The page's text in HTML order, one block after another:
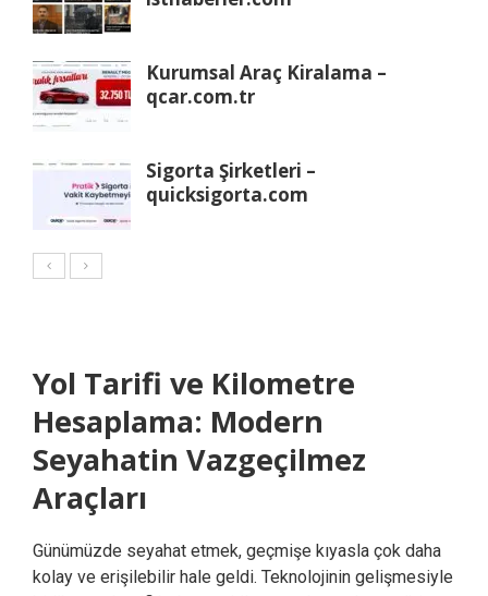
Kurumsal Araç Kiralama –
qcar.com.tr
Sigorta Şirketleri –
quicksigorta.com
Yol Tarifi ve Kilometre
Hesaplama: Modern
Seyahatin Vazgeçilmez
Araçları
Günümüzde seyahat etmek, geçmişe kıyasla çok daha
kolay ve erişilebilir hale geldi. Teknolojinin gelişmesiyle